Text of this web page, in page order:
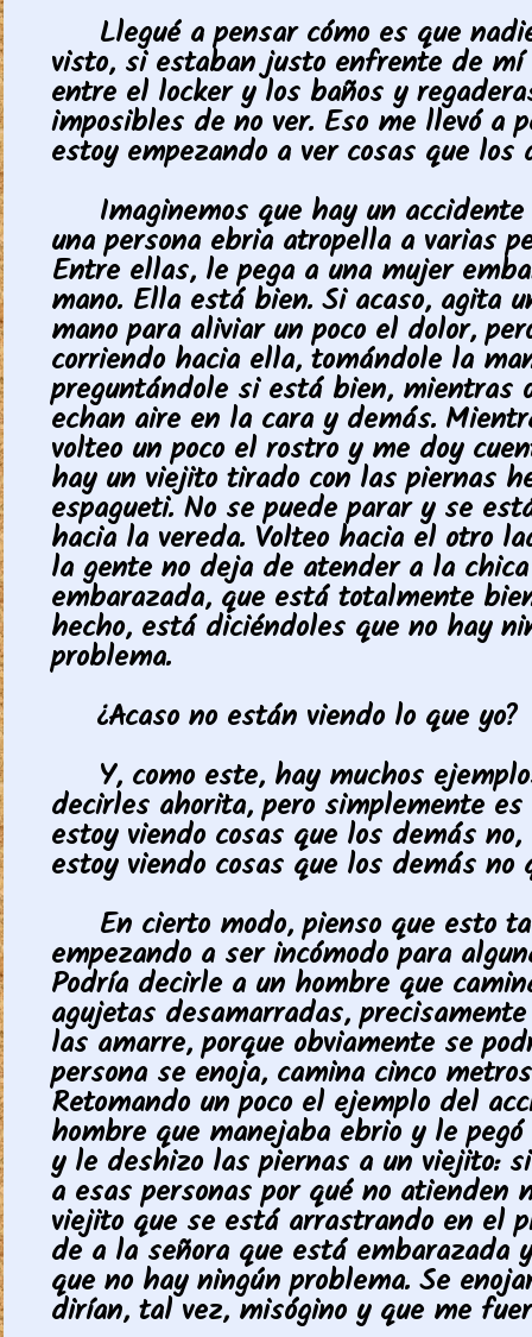
Llegué a pensar cómo es que
visto, si estaban justo enfrente de mí
entre el locker y los baños y
imposibles de no ver. Eso me llevó a
estoy empezando a ver cosas que los
Imaginemos que hay un
una persona ebria atropella a varias
Entre ellas, le pega a una mujer
mano. Ella está bien. Si acaso, agita
mano para aliviar un poco el dolor,
corriendo hacia ella, tomándole la
preguntándole si está bien, mientras
echan aire en la cara y demás.
volteo un poco el rostro y me doy
hay un viejito tirado con las piernas
espagueti. No se puede parar y se
hacia la vereda. Volteo hacia el otro
la gente no deja de atender a la chica
embarazada, que está totalmente
hecho, está diciéndoles que no hay
problema.
¿Acaso no están viendo lo que yo?
Y, como este, hay muchos
decirles ahorita, pero simplemente es
estoy viendo cosas que los demás
estoy viendo cosas que los demás no
En cierto modo, pienso que esto
empezando a ser incómodo para
Podría decirle a un hombre que
agujetas desamarradas,
las amarre, porque obviamente se
persona se enoja, camina cinco
Retomando un poco el ejemplo del
hombre que manejaba ebrio y le
y le deshizo las piernas a un viejito:
a esas personas por qué no atienden
viejito que se está arrastrando en el
de a la señora que está embarazada
que no hay ningún problema. Se
dirían, tal vez, misógino y que me